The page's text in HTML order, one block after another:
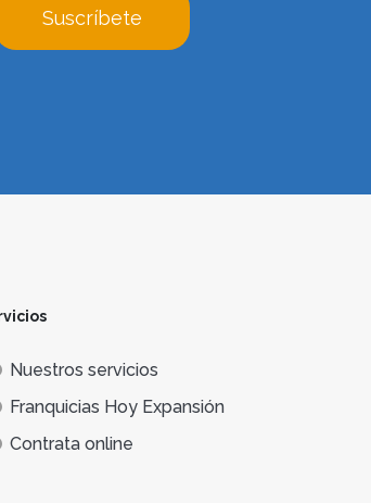
Suscríbete
Nuestros servicios
Franquicias Hoy Expansión
Contrata online